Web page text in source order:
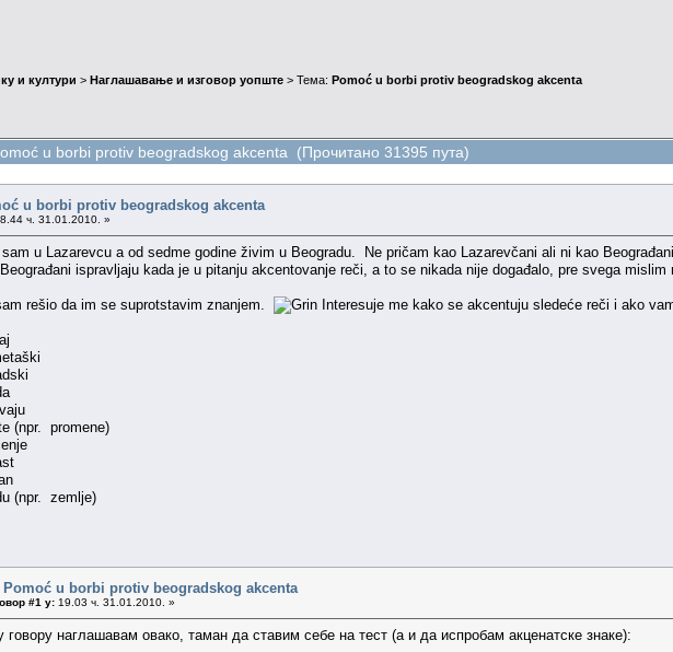
и култури > Наглашавање и изговор уопште > Тема: Pomoć u borbi protiv beogradskog akcenta
u borbi protiv beogradskog akcenta (Прочитано 31395 пута)
u borbi protiv beogradskog akcenta
ч. 31.01.2010. »
sam u Lazarevcu a od sedme godine živim u Beogradu. Ne pričam kao Lazarevčani ali ni kao
ispravljaju kada je u pitanju akcentovanje reči, a to se nikada nije događalo, pre svega mislim
rešio da im se suprotstavim znanjem. Interesuje me kako se akcentuju sledeće reči i ako
(npr. promene)
(npr. zemlje)
Pomoć u borbi protiv beogradskog akcenta
#1 у: 19.03 ч. 31.01.2010. »
говору наглашавам овако, таман да ставим себе на тест (а и да испробам акценатске знаке):